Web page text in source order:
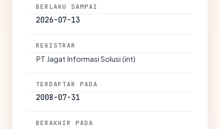
BERLAKU SAMPAI
2026-07-13
REGISTRAR
PT Jagat Informasi Solusi (int)
TERDAFTAR PADA
2008-07-31
BERAKHIR PADA